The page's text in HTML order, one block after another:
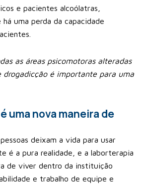
e pacientes alcoólatras,
uma perda da capacidade
as áreas psicomotoras alteradas
drogadicção é importante para uma
uma nova maneira de
deixam a vida para usar
é a pura realidade, e a laborterapia
de viver dentro da instituição
e trabalho de equipe e